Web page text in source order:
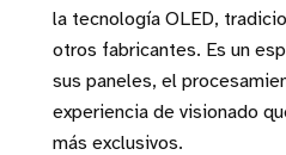
la tecnología OLED,
otros fabricantes. Es un
sus paneles, el
experiencia de visionado
más exclusivos.